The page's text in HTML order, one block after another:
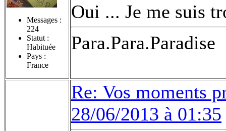
Messages :
224
Statut :
Habituée
Pays :
France
Oui ... Je me suis
Para.Para.Paradise
Re: Vos moments
28/06/2013 à 01:35